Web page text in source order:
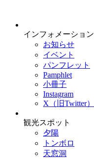
インフォメーション
お知らせ
イベント
パンフレット
Pamphlet
小冊子
Instagram
X（旧Twitter）
観光スポット
夕陽
トンボロ
天窓洞